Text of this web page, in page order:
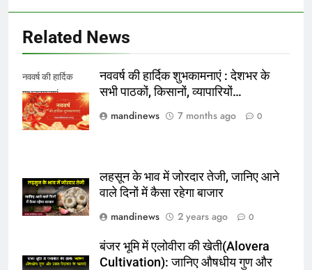
Related News
नववर्ष की हार्दिक
शुभकामनाएं
नववर्ष की हार्दिक शुभकामनाएं : देशभर के
सभी पाठकों, किसानों, व्यापारियों…
mandinews
7 months ago 0
लहसून के भाव में जोरदार तेजी, जानिए आने
वाले दिनों में कैसा रहेगा बाजार
mandinews
2 years ago 0
बंजर भूमि में एलोवीरा की खेती(Alovera
Cultivation): जानिए औषधीय गुण और